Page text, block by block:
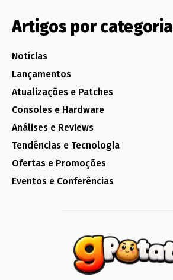
Artigos por categoria
Notícias
Lançamentos
Atualizações e Patches
Consoles e Hardware
Análises e Reviews
Tendências e Tecnologia
Ofertas e Promoções
Eventos e Conferências